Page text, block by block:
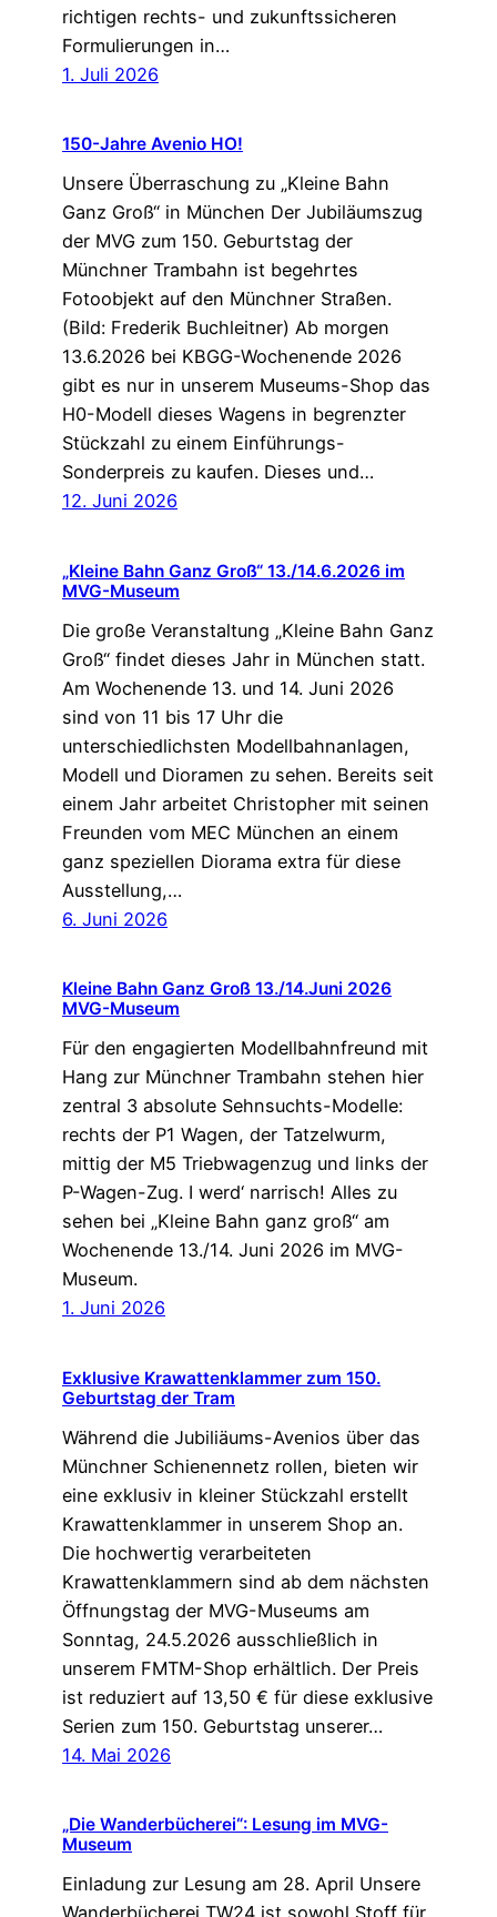
richtigen rechts- und zukunftssicheren
Formulierungen in…
1. Juli 2026
150-Jahre Avenio HO!
Unsere Überraschung zu „Kleine Bahn
Ganz Groß“ in München Der Jubiläumszug
der MVG zum 150. Geburtstag der
Münchner Trambahn ist begehrtes
Fotoobjekt auf den Münchner Straßen.
(Bild: Frederik Buchleitner) Ab morgen
13.6.2026 bei KBGG-Wochenende 2026
gibt es nur in unserem Museums-Shop das
H0-Modell dieses Wagens in begrenzter
Stückzahl zu einem Einführungs-
Sonderpreis zu kaufen. Dieses und…
12. Juni 2026
„Kleine Bahn Ganz Groß“ 13./14.6.2026 im
MVG-Museum
Die große Veranstaltung „Kleine Bahn Ganz
Groß“ findet dieses Jahr in München statt.
Am Wochenende 13. und 14. Juni 2026
sind von 11 bis 17 Uhr die
unterschiedlichsten Modellbahnanlagen,
Modell und Dioramen zu sehen. Bereits seit
einem Jahr arbeitet Christopher mit seinen
Freunden vom MEC München an einem
ganz speziellen Diorama extra für diese
Ausstellung,…
6. Juni 2026
Kleine Bahn Ganz Groß 13./14.Juni 2026
MVG-Museum
Für den engagierten Modellbahnfreund mit
Hang zur Münchner Trambahn stehen hier
zentral 3 absolute Sehnsuchts-Modelle:
rechts der P1 Wagen, der Tatzelwurm,
mittig der M5 Triebwagenzug und links der
P-Wagen-Zug. I werd‘ narrisch! Alles zu
sehen bei „Kleine Bahn ganz groß“ am
Wochenende 13./14. Juni 2026 im MVG-
Museum.
1. Juni 2026
Exklusive Krawattenklammer zum 150.
Geburtstag der Tram
Während die Jubiliäums-Avenios über das
Münchner Schienennetz rollen, bieten wir
eine exklusiv in kleiner Stückzahl erstellt
Krawattenklammer in unserem Shop an.
Die hochwertig verarbeiteten
Krawattenklammern sind ab dem nächsten
Öffnungstag der MVG-Museums am
Sonntag, 24.5.2026 ausschließlich in
unserem FMTM-Shop erhältlich. Der Preis
ist reduziert auf 13,50 € für diese exklusive
Serien zum 150. Geburtstag unserer…
14. Mai 2026
„Die Wanderbücherei“: Lesung im MVG-
Museum
Einladung zur Lesung am 28. April Unsere
Wanderbücherei TW24 ist sowohl Stoff für